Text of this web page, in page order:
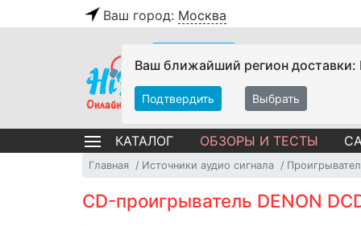
Ваш город: Москва
Ваш ближайший регион доставки:
Подтвердить Выбрать
КАТАЛОГ ОБЗОРЫ И ТЕСТЫ
Главная Источники аудио сигнала
CD-проигрыватель DENON